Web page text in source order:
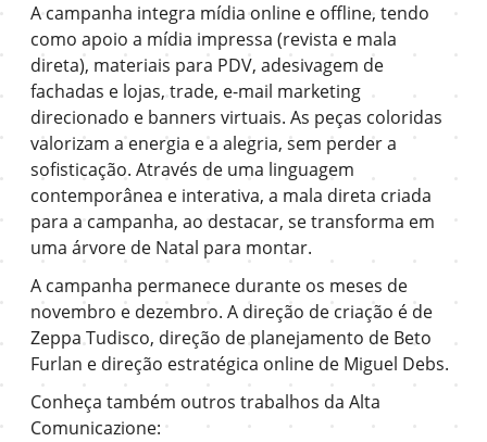
A campanha integra mídia online e offline, tendo
como apoio a mídia impressa (revista e mala
direta), materiais para PDV, adesivagem de
fachadas e lojas, trade, e-mail marketing
direcionado e banners virtuais. As peças coloridas
valorizam a energia e a alegria, sem perder a
sofisticação. Através de uma linguagem
contemporânea e interativa, a mala direta criada
para a campanha, ao destacar, se transforma em
uma árvore de Natal para montar.
A campanha permanece durante os meses de
novembro e dezembro. A direção de criação é de
Zeppa Tudisco, direção de planejamento de Beto
Furlan e direção estratégica online de Miguel Debs.
Conheça também outros trabalhos da Alta
Comunicazione: